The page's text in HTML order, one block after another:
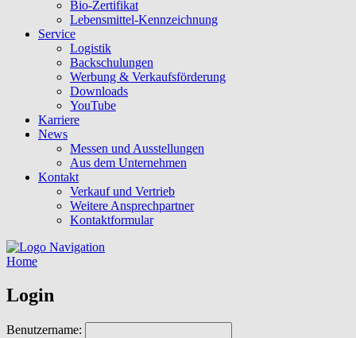
Bio-Zertifikat
Lebensmittel-Kennzeichnung
Service
Logistik
Backschulungen
Werbung & Verkaufsförderung
Downloads
YouTube
Karriere
News
Messen und Ausstellungen
Aus dem Unternehmen
Kontakt
Verkauf und Vertrieb
Weitere Ansprechpartner
Kontaktformular
Navigation
Home
Login
Benutzername: